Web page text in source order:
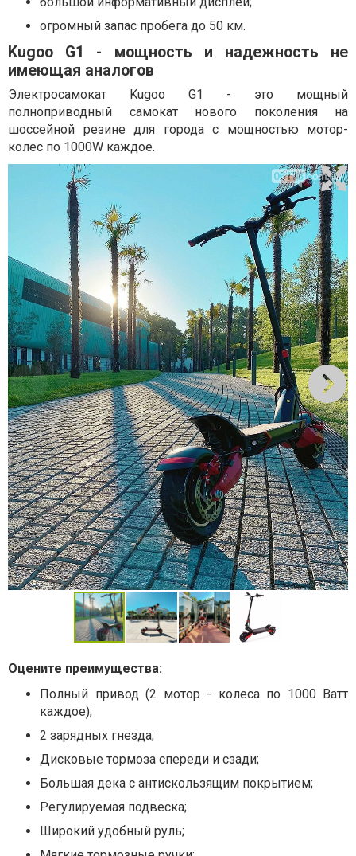
огромный запас пробега до 50 км.
Kugoo G1 - мощность и надежность не
имеющая аналогов
Электросамокат Kugoo G1 - это мощный
полноприводный самокат нового поколения на
шоссейной резине для города с мощностью мотор-
колес по 1000W каждое.
Оцените преимущества:
Полный привод (2 мотор - колеса по 1000 Ватт
каждое);
2 зарядных гнезда;
Дисковые тормоза спереди и сзади;
Большая дека с антискользящим покрытием;
Регулируемая подвеска;
Широкий удобный руль;